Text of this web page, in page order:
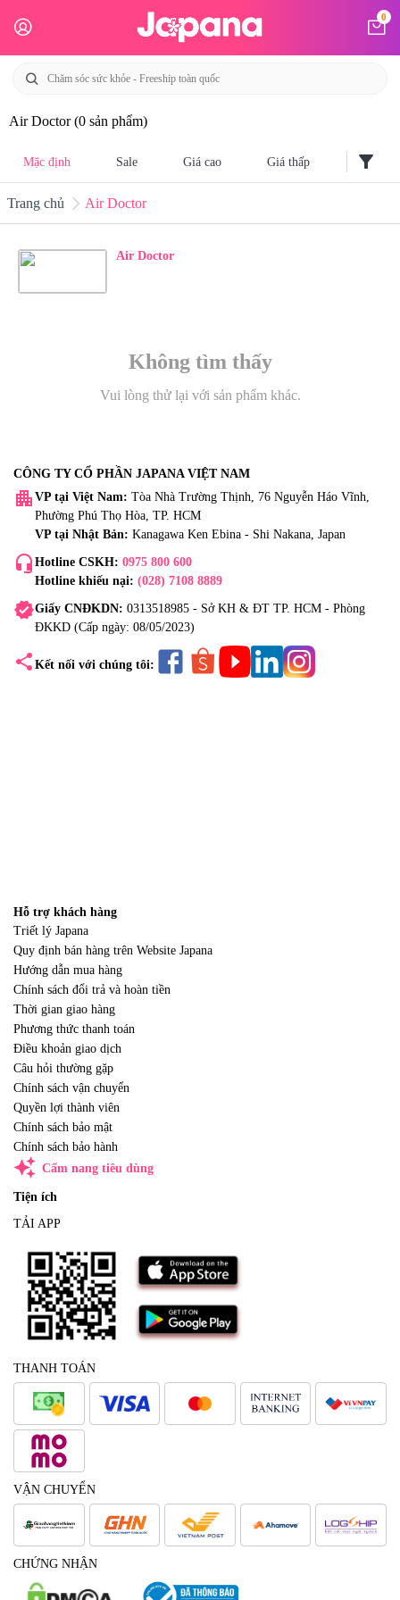
0
Air Doctor (0 sản phẩm)
Mặc định Sale Giá cao Giá thấp filter_alt
Trang chủ Air Doctor
Air Doctor
Không tìm thấy
Vui lòng thử lại với sản phẩm khác.
CÔNG TY CỔ PHẦN JAPANA VIỆT NAM
apartment VP tại Việt Nam: Tòa Nhà Trường Thịnh, 76 Nguyễn Háo Vĩnh,
Phường Phú Thọ Hòa, TP. HCM
VP tại Nhật Bản: Kanagawa Ken Ebina - Shi Nakana, Japan
headset_mic Hotline CSKH: 0975 800 600
Hotline khiếu nại: (028) 7108 8889
verifiedGiấy CNĐKDN: 0313518985 - Sở KH & ĐT TP. HCM - Phòng
ĐKKD (Cấp ngày: 08/05/2023)
share Kết nối với chúng tôi:
Hỗ trợ khách hàng
Triết lý Japana
Quy định bán hàng trên Website Japana
Hướng dẫn mua hàng
Chính sách đổi trả và hoàn tiền
Thời gian giao hàng
Phương thức thanh toán
Điều khoản giao dịch
Câu hỏi thường gặp
Chính sách vận chuyển
Quyền lợi thành viên
Chính sách bảo mật
Chính sách bảo hành
auto_awesome Cẩm nang tiêu dùng
Tiện ích
TẢI APP
THANH TOÁN
VẬN CHUYỂN
CHỨNG NHẬN